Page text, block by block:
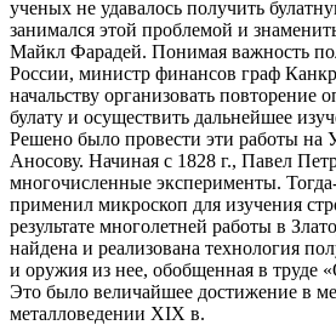
ученых не удавалось получить
занимался этой проблемой и
Майкл Фарадей. Понимая важность
России, министр финансов граф
начальству организовать повторение
булату и осуществить дальнейшее
Решено было провести эти работы на
Аносову. Начиная с 1828 г., Павел
многочисленные эксперименты.
применил микроскоп для изучения
результате многолетней работы в
найдена и реализована технология
и оружия из нее, обобщенная в труде
Это было величайшее достижение в
металловедении XIX в.